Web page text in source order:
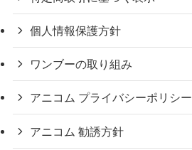
個人情報保護方針
ワンブーの取り組み
アニコム プライバシーポリシー
アニコム 勧誘方針